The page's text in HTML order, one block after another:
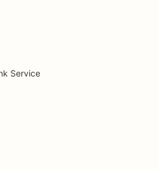
de coches
alfombras y suelos
de comida informal
gatos
Service